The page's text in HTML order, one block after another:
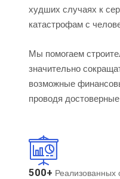
худших случаях к
катастрофам с
Мы помогаем
значительно
возможные
проводя
500+ Реализованных